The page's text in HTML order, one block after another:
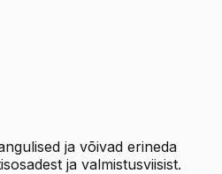
ja võivad erineda
ja valmistusviisist.